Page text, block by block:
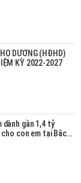
DƯƠNG (HĐHD)
KỲ 2022-2027
dành gần 1,4 tỷ
con em tại Bắc